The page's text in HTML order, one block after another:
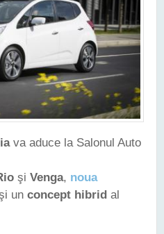
va aduce la Salonul Auto
şi Venga, noua
un concept hibrid al